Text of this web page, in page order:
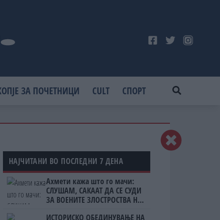
ЗА ПОЧЕТНИЦИ CULT СПОРТ
НАЈЧИТАНИ ВО ПОСЛЕДНИ 7 ДЕНА
Ахмети кажа што го мачи:
СЛУШАМ, САКААТ ДА СЕ СУДИ
ЗА ВОЕНИТЕ ЗЛОСТРОСТВА НА
ИСТОРИСКО ОБЕДИНУВАЊЕ НА